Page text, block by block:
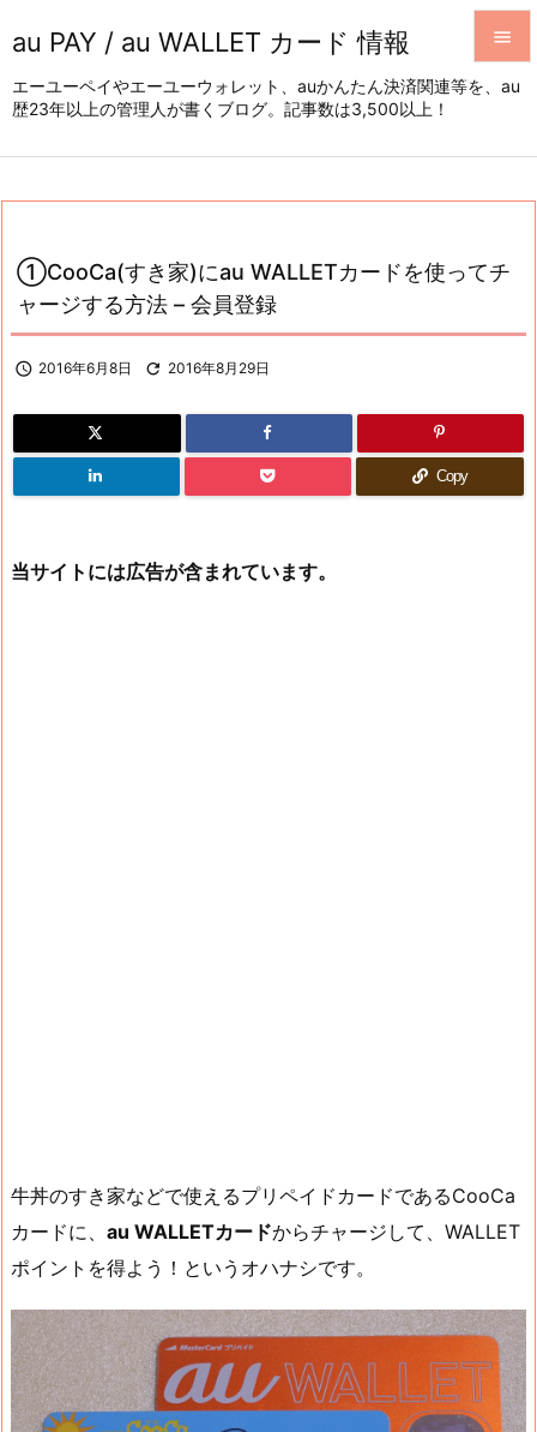
au PAY / au WALLET カード 情報
エーユーペイやエーユーウォレット、auかんたん決済関連等を、au
歴23年以上の管理人が書くブログ。記事数は3,500以上！





①CooCa(すき家)にau WALLETカードを使ってチ
ャージする方法 – 会員登録
 2016年6月8日  2016年8月29日
Copy
当サイトには広告が含まれています。
牛丼のすき家などで使えるプリペイドカードであるCooCa
カードに、 au WALLETカードからチャージして、WALLET
ポイントを得よう！というオハナシです。